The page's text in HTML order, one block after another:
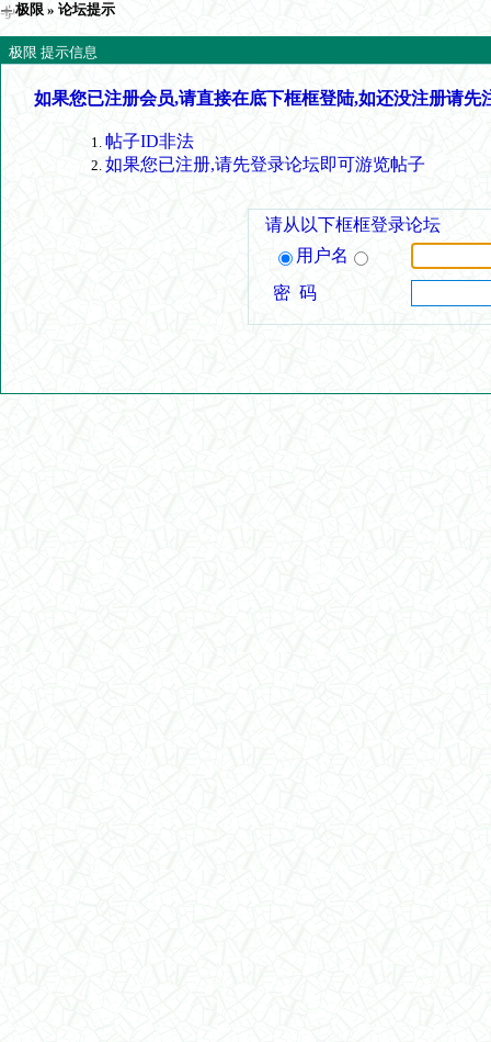
极限 » 论坛提示
极限 提示信息
如果您已注册会员,请直接在底下框框登陆,如还没注册请先
帖子ID非法
如果您已注册,请先登录论坛即可游览帖子
请从以下框框登录论坛
用户名
密 码